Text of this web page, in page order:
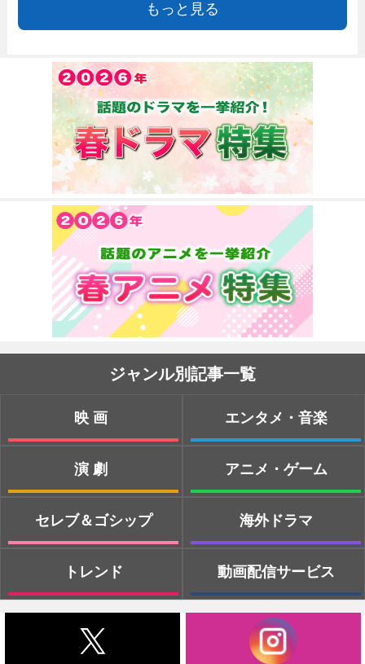
もっと見る
ジャンル別記事一覧
映画
演劇
セレブ＆ゴシップ
トレンド
エンタメ・音楽
アニメ・ゲーム
海外ドラマ
動画配信サービス